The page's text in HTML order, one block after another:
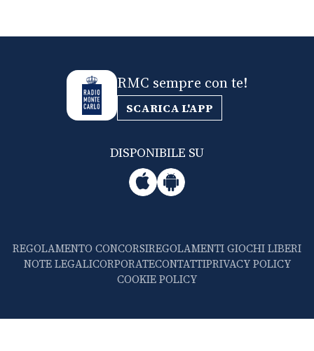
RMC sempre con te!
SCARICA L'APP
DISPONIBILE SU
REGOLAMENTO CONCORSIREGOLAMENTI GIOCHI LIBERI
NOTE LEGALICORPORATECONTATTIPRIVACY POLICY
COOKIE POLICY